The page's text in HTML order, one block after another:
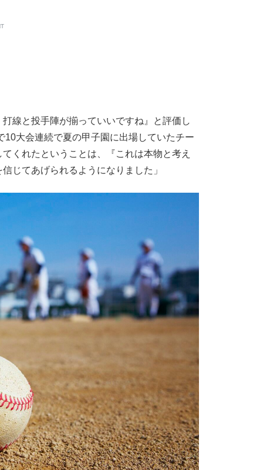
線と投手陣が揃っていいですね』と評価し
大会連続で夏の甲子園に出場していたチー
くれたということは、『これは本物と考え
じてあげられるようになりました」